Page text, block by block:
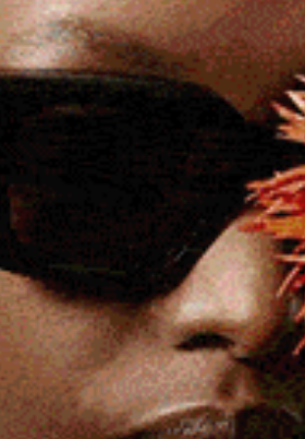
sera per la manifestazione
clou della serata l’ingresso